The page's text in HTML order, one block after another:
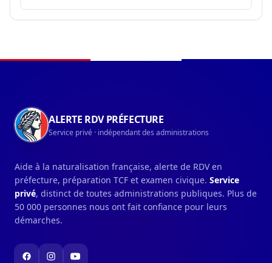
raison de son intensité et a un effet immédiat sur
ALERTE RDV PRÉFECTURE
Service privé · indépendant des administrations
Aide à la naturalisation française, alerte de RDV en
préfecture, préparation TCF et examen civique. Service
privé, distinct de toutes administrations publiques. Plus de
50 000 personnes nous ont fait confiance pour leurs
démarches.